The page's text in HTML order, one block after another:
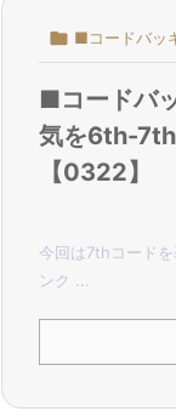
 ■コードバッ
■コードバ
気を6th-
【0322】
今回は7thコード
ンク ...